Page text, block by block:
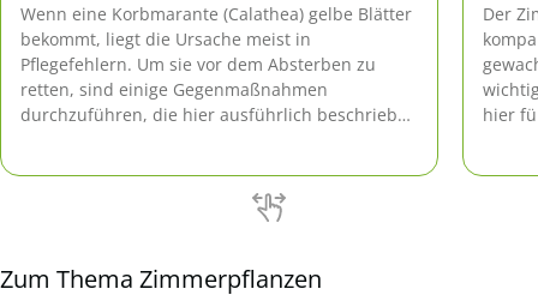
Wenn eine Korbmarante (Calathea) gelbe Blätter
bekommt, liegt die Ursache meist in
Pflegefehlern. Um sie vor dem Absterben zu
retten, sind einige Gegenmaßnahmen
durchzuführen, die hier ausführlich beschrieben
Der
hier
Zum Thema Zimmerpflanzen